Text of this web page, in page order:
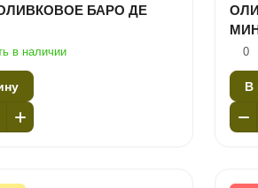
БАРО ДЕ
в наличии 0
В